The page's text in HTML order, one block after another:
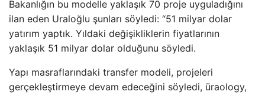
Bakanlığın bu modelle yaklaşık 70 proje uyguladığını
ilan eden Uraloğlu şunları söyledi: “51 milyar dolar
yatırım yaptık. Yıldaki değişikliklerin fiyatlarının
yaklaşık 51 milyar dolar olduğunu söyledi.
Yapı masraflarındaki transfer modeli, projeleri
gerçekleştirmeye devam edeceğini söyledi, üraology,